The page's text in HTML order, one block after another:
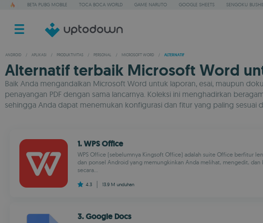
BETA PUBG MOBILE TOCA BOCA WORLD GAME NARUTO GOOGLE SHEETS SENGOKU
ANDROID / APLIKASI / PRODUKTIVITAS / PERSONAL / MICROSOFT WORD / ALTERNATIF
Alternatif terbaik Microsoft Word
Baik Anda mengandalkan Microsoft Word untuk laporan, esai, maupun
penayangan PDF dengan sama lancarnya. Koleksi ini menghadirkan
sehingga Anda dapat menemukan konfigurasi dan fitur yang paling sesuai
1. WPS Office
WPS Office (sebelumnya Kingsoft Office) adalah suite Office berfitur
dan ponsel Android yang memungkinkan Anda melihat, mengedit, dan
secara...
4.3 13.9 M unduhan
3. Google Docs